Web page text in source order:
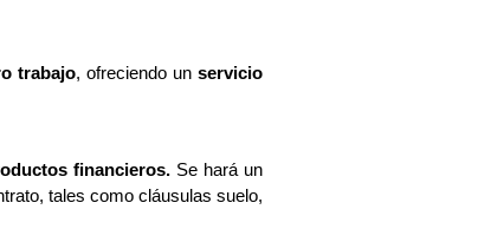
trabajo, ofreciendo unservicio
financieros. Se hará un
tales como cláusulas suelo,